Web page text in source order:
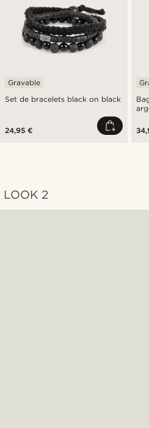
Set de bracelets black on black
Gravable
24,95 €
LOOK 2